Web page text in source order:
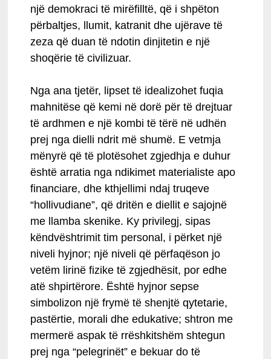
një demokraci të mirëfilltë, që i shpëton
përbaltjes, llumit, katranit dhe ujërave të
zeza që duan të ndotin dinjitetin e një
shoqërie të civilizuar.
Nga ana tjetër, lipset të idealizohet fuqia
mahnitëse që kemi në dorë për të drejtuar
të ardhmen e një kombi të tërë në udhën
prej nga dielli ndrit më shumë. E vetmja
mënyrë që të plotësohet zgjedhja e duhur
është arratia nga ndikimet materialiste apo
financiare, dhe kthjellimi ndaj truqeve
“hollivudiane”, që dritën e diellit e sajojnë
me llamba skenike. Ky privilegj, sipas
këndvështrimit tim personal, i përket një
niveli hyjnor; një niveli që përfaqëson jo
vetëm lirinë fizike të zgjedhësit, por edhe
atë shpirtërore. Është hyjnor sepse
simbolizon një frymë të shenjtë qytetarie,
pastërtie, morali dhe edukative; shtron me
mermerë aspak të rrëshkitshëm shtegun
prej nga “pelegrinët” e bekuar do të